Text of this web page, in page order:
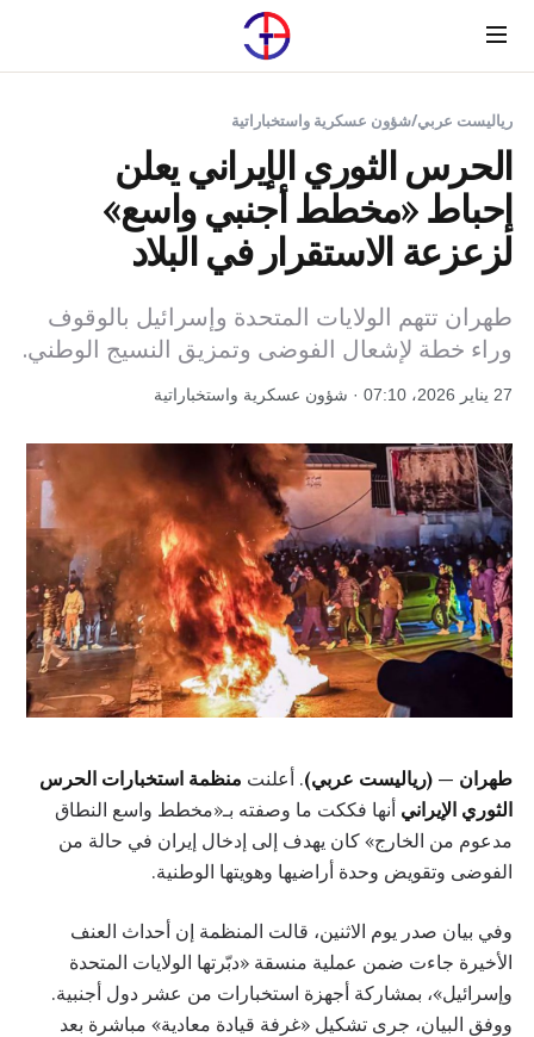
Menu
رياليست عربي/شؤون عسكرية واستخباراتية
الحرس الثوري الإيراني يعلن
إحباط «مخطط أجنبي واسع»
لزعزعة الاستقرار في البلاد
طهران تتهم الولايات المتحدة وإسرائيل بالوقوف
وراء خطة لإشعال الفوضى وتمزيق النسيج الوطني.
27 يناير 2026، 07:10 · شؤون عسكرية واستخباراتية
طهران — (رياليست عربي). أعلنت منظمة استخبارات الحرس
الثوري الإيراني أنها فككت ما وصفته بـ«مخطط واسع النطاق
مدعوم من الخارج» كان يهدف إلى إدخال إيران في حالة من
الفوضى وتقويض وحدة أراضيها وهويتها الوطنية.
وفي بيان صدر يوم الاثنين، قالت المنظمة إن أحداث العنف
الأخيرة جاءت ضمن عملية منسقة «دبّرتها الولايات المتحدة
وإسرائيل»، بمشاركة أجهزة استخبارات من عشر دول أجنبية.
ووفق البيان، جرى تشكيل «غرفة قيادة معادية» مباشرة بعد